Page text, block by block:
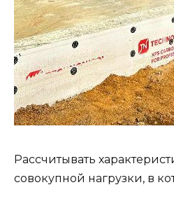
Рассчитывать
совокупной нагрузки, в